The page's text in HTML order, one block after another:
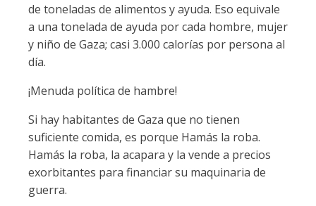
de toneladas de alimentos y ayuda. Eso equivale
a una tonelada de ayuda por cada hombre, mujer
y niño de Gaza; casi 3.000 calorías por persona al
día.
¡Menuda política de hambre!
Si hay habitantes de Gaza que no tienen
suficiente comida, es porque Hamás la roba.
Hamás la roba, la acapara y la vende a precios
exorbitantes para financiar su maquinaria de
guerra.